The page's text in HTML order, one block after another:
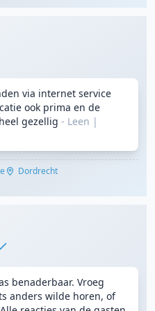
via internet service
ook prima en de
gezellig - Leen |
Dordrecht
benaderbaar. Vroeg
anders wilde horen, of